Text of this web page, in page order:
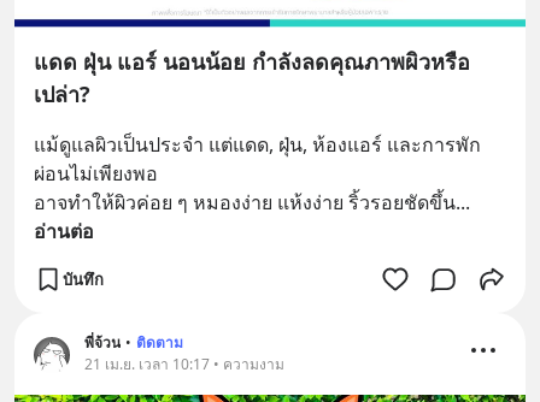
แดด ฝุ่น แอร์ นอนน้อย กำลังลดคุณภาพผิวหรือ
เปล่า?
แม้ดูแลผิวเป็นประจำ แต่แดด, ฝุ่น, ห้องแอร์ และการพัก
ผ่อนไม่เพียงพอ
อาจทำให้ผิวค่อย ๆ หมองง่าย แห้งง่าย ริ้วรอยชัดขึ้น
อ่านต่อ
บันทึก
พี่จ้วน • ติดตาม
21 เม.ย. เวลา 10:17 • ความงาม